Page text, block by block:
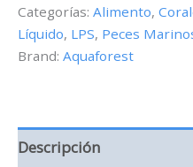
Categorías: Alimento,
Líquido, LPS, Peces
Brand: Aquaforest
Descripción